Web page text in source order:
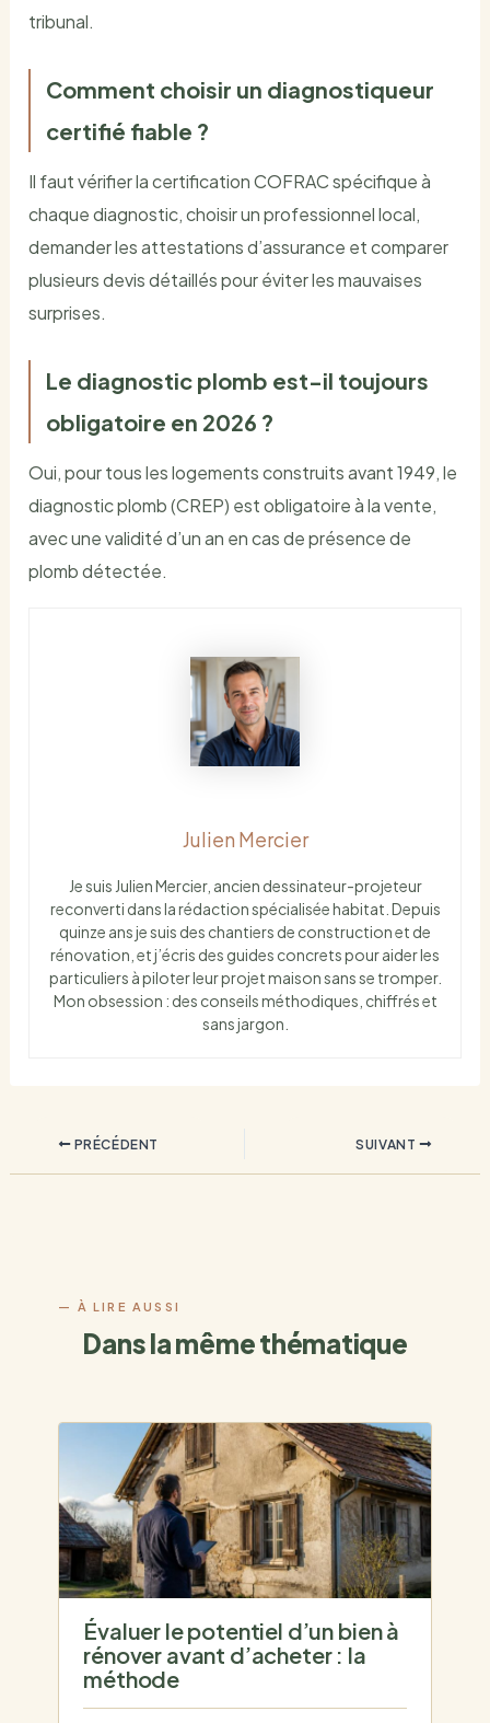
tribunal.
Comment choisir un diagnostiqueur
certifié fiable ?
Il faut vérifier la certification COFRAC spécifique à
chaque diagnostic, choisir un professionnel local,
demander les attestations d’assurance et comparer
plusieurs devis détaillés pour éviter les mauvaises
surprises.
Le diagnostic plomb est-il toujours
obligatoire en 2026 ?
Oui, pour tous les logements construits avant 1949, le
diagnostic plomb (CREP) est obligatoire à la vente,
avec une validité d’un an en cas de présence de
plomb détectée.
Julien Mercier
Je suis Julien Mercier, ancien dessinateur-projeteur
reconverti dans la rédaction spécialisée habitat. Depuis
quinze ans je suis des chantiers de construction et de
rénovation, et j’écris des guides concrets pour aider les
particuliers à piloter leur projet maison sans se tromper.
Mon obsession : des conseils méthodiques, chiffrés et
sans jargon.
PRÉCÉDENT SUIVANT
Dans la même thématique
Évaluer le potentiel d’un bien à
rénover avant d’acheter : la
méthode